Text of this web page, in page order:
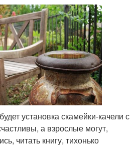
установка скамейки-качели с
а взрослые могут,
читать книгу, тихонько